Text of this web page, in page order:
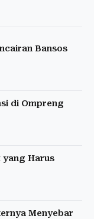
Bansos
di Ompreng
yang Harus
Menyebar